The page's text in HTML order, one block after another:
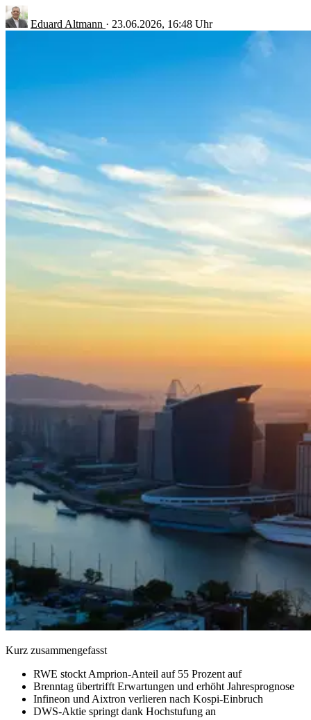
Eduard Altmann · 23.06.2026, 16:48 Uhr
Kurz zusammengefasst
RWE stockt Amprion-Anteil auf 55 Prozent auf
Brenntag übertrifft Erwartungen und erhöht Jahresprognose
Infineon und Aixtron verlieren nach Kospi-Einbruch
DWS-Aktie springt dank Hochstufung an